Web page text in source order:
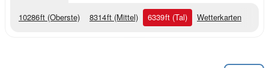
10286ft (Oberste) 8314ft (Mittel) 6339ft (Tal) Wetterkarten